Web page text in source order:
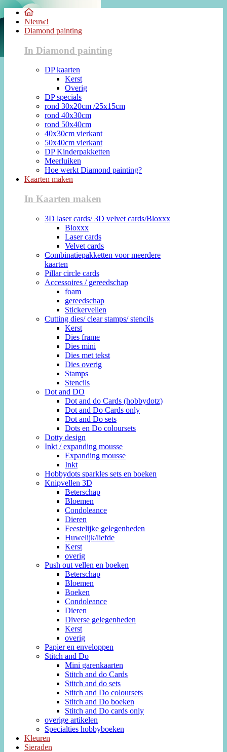
Nieuw!
Diamond painting
In Diamond painting
DP kaarten
Kerst
Overig
DP specials
rond 30x20cm /25x15cm
rond 40x30cm
rond 50x40cm
40x30cm vierkant
50x40cm vierkant
DP Kinderpakketten
Meerluiken
Hoe werkt Diamond painting?
Kaarten maken
In Kaarten maken
3D laser cards/ 3D velvet cards/Bloxxx
Bloxxx
Laser cards
Velvet cards
Combinatiepakketten voor meerdere
kaarten
Pillar circle cards
Accessoires / gereedschap
foam
gereedschap
Stickervellen
Cutting dies/ clear stamps/ stencils
Kerst
Dies frame
Dies mini
Dies met tekst
Dies overig
Stamps
Stencils
Dot and DO
Dot and do Cards (hobbydotz)
Dot and Do Cards only
Dot and Do sets
Dots en Do coloursets
Dotty design
Inkt / expanding mousse
Expanding mousse
Inkt
Hobbydots sparkles sets en boeken
Knipvellen 3D
Beterschap
Bloemen
Condoleance
Dieren
Feestelijke gelegenheden
Huwelijk/liefde
Kerst
overig
Push out vellen en boeken
Beterschap
Bloemen
Boeken
Condoleance
Dieren
Diverse gelegenheden
Kerst
overig
Papier en enveloppen
Stitch and Do
Mini garenkaarten
Stitch and do Cards
Stitch and do sets
Stitch and Do coloursets
Stitch and Do boeken
Stitch and Do cards only
overige artikelen
Specialties hobbyboeken
Kleuren
Sieraden